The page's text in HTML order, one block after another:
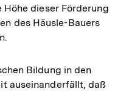
dieser Förderung
des Häusle-Bauers
Bildung in den
auseinanderfällt, daß